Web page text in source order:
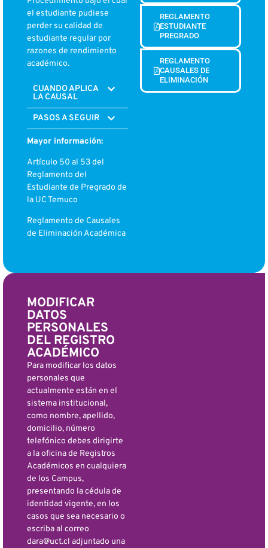
el estudiante pudiese
perder su calidad de
estudiante regular por
razones de rendimiento
académico.
CUANDO APLICA
LA CAUSAL
PASOS A SEGUIR
Mayor información:
Artículo 50 al 53 del
Reglamento del
Estudiante de Pregrado de
la UC Temuco
Reglamento de Causales
de Eliminación Académica
REGLAMENTO
ESTUDIANTE
PREGRADO
REGLAMENTO
CAUSALES DE
ELIMINACIÓN
MODIFICAR
DATOS
PERSONALES
DEL REGISTRO
ACADÉMICO
Para modificar los datos
personales que
actualmente están en el
sistema institucional,
como nombre, apellido,
domicilio, número
telefónico debes dirigirte
a la oficina de Registros
Académicos en cualquiera
de los Campus,
presentando la cédula de
identidad vigente, en los
casos que sea necesario o
escriba al correo
dara@uct.cl adjuntado una